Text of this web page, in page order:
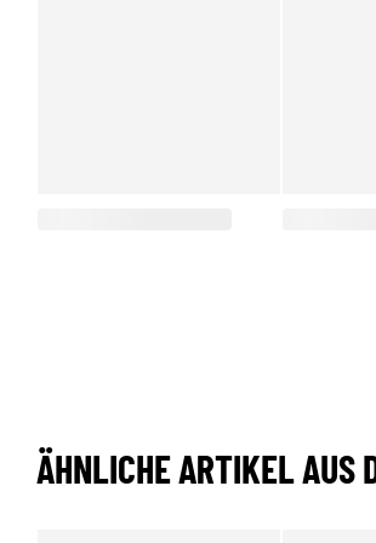
ÄHNLICHE ARTIKEL AUS